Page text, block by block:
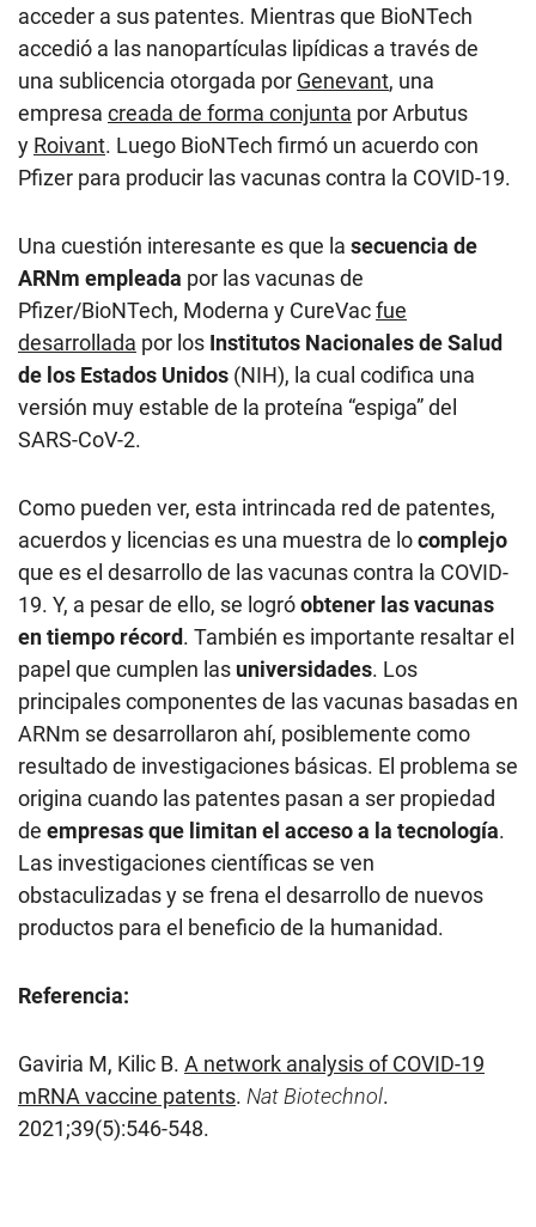
acceder a sus patentes. Mientras que BioNTech
accedió a las nanopartículas lipídicas a través de
una sublicencia otorgada por Genevant, una
empresa creada de forma conjunta por Arbutus
y Roivant. Luego BioNTech firmó un acuerdo con
Pfizer para producir las vacunas contra la COVID-19.
Una cuestión interesante es que la secuencia de
ARNm empleada por las vacunas de
Pfizer/BioNTech, Moderna y CureVacfue
desarrollada por los Institutos Nacionales de Salud
de los Estados Unidos (NIH), la cual codifica una
versión muy estable de la proteína “espiga” del
SARS-CoV-2.
Como pueden ver, esta intrincada red de patentes,
acuerdos y licencias es una muestra de locomplejo
que es el desarrollo de las vacunas contra la COVID-
19. Y, a pesar de ello, se logróobtener las vacunas
en tiempo récord. También es importante resaltar el
papel que cumplen las universidades. Los
principales componentes de las vacunas basadas en
ARNm se desarrollaron ahí, posiblemente como
resultado de investigaciones básicas. El problema se
origina cuando las patentes pasan a ser propiedad
de empresas que limitan el acceso a la tecnología.
Las investigaciones científicas se ven
obstaculizadas y se frena el desarrollo de nuevos
productos para el beneficio de la humanidad.
Referencia:
Gaviria M, Kilic B. A network analysis of COVID-19
mRNA vaccine patents. Nat Biotechnol.
2021;39(5):546-548.